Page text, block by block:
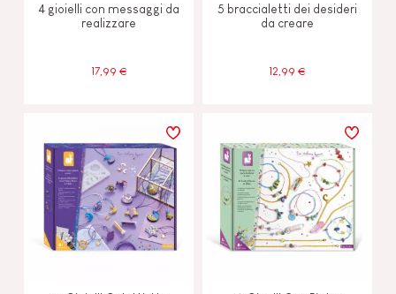
4 gioielli con messaggi da
realizzare
17,99 €
5 braccialetti dei desideri
da creare
12,99 €